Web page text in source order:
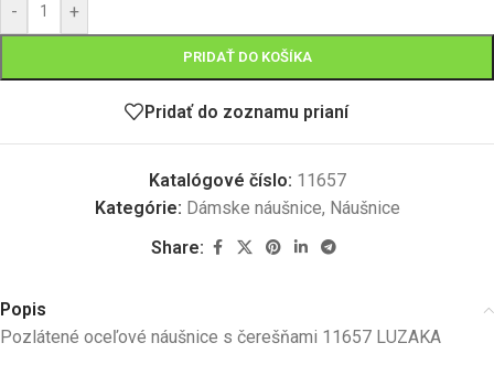
- +
PRIDAŤ DO KOŠÍKA
Pridať do zoznamu prianí
Katalógové číslo: 11657
Kategórie: Dámske náušnice, Náušnice
Share:
Popis
Pozlátené oceľové náušnice s čerešňami 11657 LUZAKA